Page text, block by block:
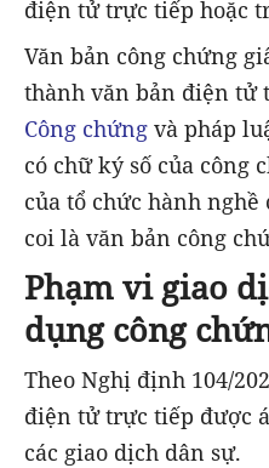
điện tử trực tiếp hoặc
Văn bản công chứng
thành văn bản điện tử
Công chứng và pháp
có chữ ký số của công
của tổ chức hành
coi là văn bản công
Phạm vi giao
dụng công
Theo Nghị định 104/
điện tử trực tiếp được
các giao dịch dân sự.